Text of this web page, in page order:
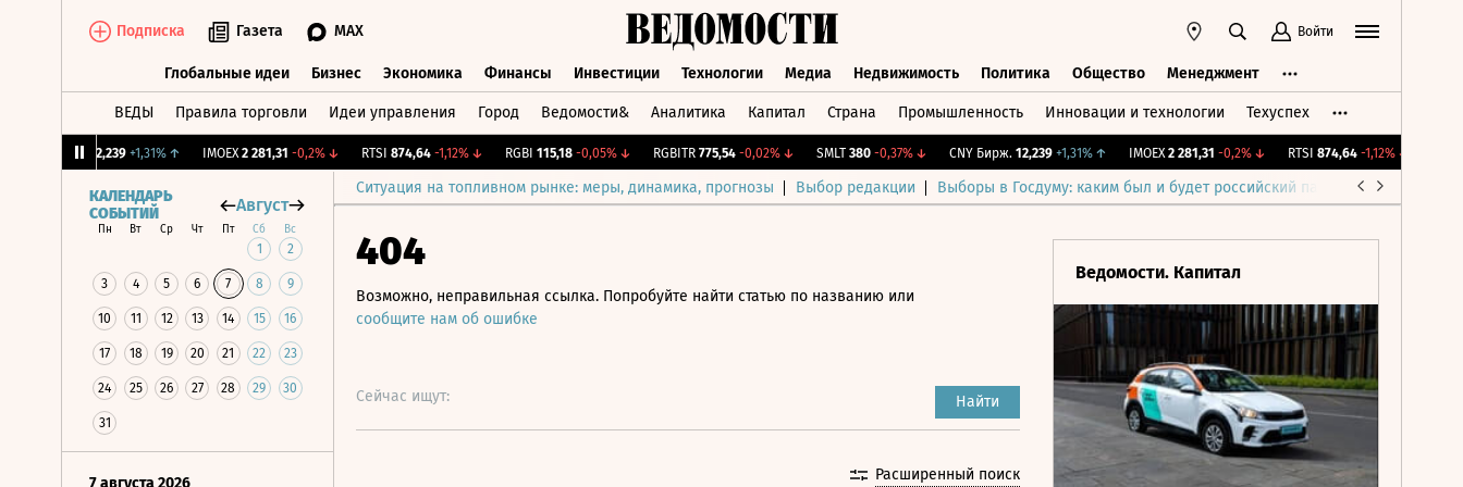
Подписка Газета MAX Войти
Глобальные идеи Бизнес Экономика Финансы Инвестиции Технологии Медиа Недвижимость Политика Общество Менеджмент
ВЕДЫ Правила торговли Идеи управления Город Ведомости& Аналитика Капитал Страна Промышленность Инновации и технологии Техуспех
12,239 +1,31%↑ IMOEX 2 281,31 -0,2%↓ RTSI 874,64 -1,12%↓ RGBI 115,18 -0,05%↓ RGBITR 775,54 -0,02%↓ SMLT 380 -0,37%↓ CNY Бирж. 12,239 +1,31%↑ IMOEX 2 281,31 -0,2%↓ RTSI 874,64 -1,12%↓
Ситуация на топливном рынке: меры, динамика, прогнозы Выбор редакции Выборы в Госдуму: каким был и будет российский парламент
КАЛЕНДАРЬ
СОБЫТИЙ
Август
Пн Вт Ср Чт Пт Сб Вс
1 2
3 4 5 6 7 8 9
10 11 12 13 14 15 16
17 18 19 20 21 22 23
24 25 26 27 28 29 30
31
7 августа 2026
404
Возможно, неправильная ссылка. Попробуйте найти статью по названию или
сообщите нам об ошибке
Сейчас ищут: Найти
Расширенный поиск
Ведомости. Капитал